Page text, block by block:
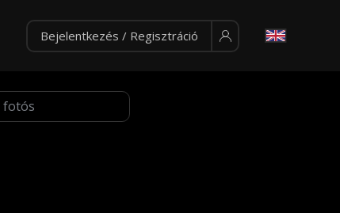
Bejelentkezés / Regisztráció